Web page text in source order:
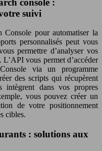
suivi
Console pour automatiser la
personnalisés peut vous
permettre d’analyser vos
vous permet d’accéder
via un programme
des scripts qui récupèrent
intègrent dans vos propres
vous pouvez créer un
de votre positionnement
cibles.
: solutions aux